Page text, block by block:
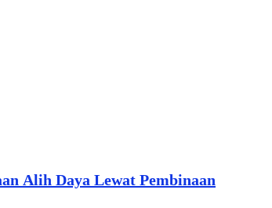
Alih Daya Lewat Pembinaan